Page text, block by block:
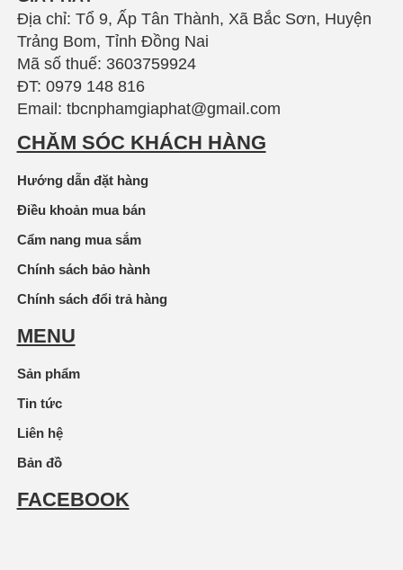
Địa chỉ: Tổ 9, Ấp Tân Thành, Xã Bắc Sơn, Huyện
Trảng Bom, Tỉnh Đồng Nai
Mã số thuế: 3603759924
ĐT: 0979 148 816
Email: tbcnphamgiaphat@gmail.com
CHĂM SÓC KHÁCH HÀNG
Hướng dẫn đặt hàng
Điều khoản mua bán
Cẩm nang mua sắm
Chính sách bảo hành
Chính sách đổi trả hàng
MENU
Sản phẩm
Tin tức
Liên hệ
Bản đồ
FACEBOOK